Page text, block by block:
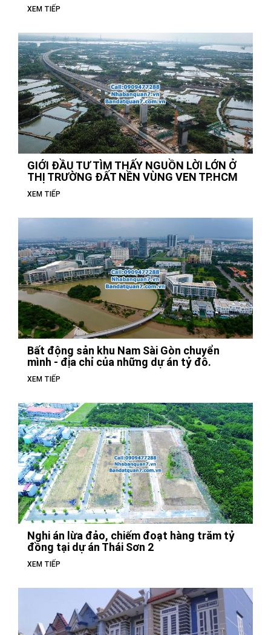
XEM TIẾP
GIỚI ĐẦU TƯ TÌM THẤY NGUỒN LỜI LỚN Ở
THỊ TRƯỜNG ĐẤT NỀN VÙNG VEN TP.HCM
XEM TIẾP
Bất động sản khu Nam Sài Gòn chuyển
mình - địa chỉ của những dự án tỷ đô.
XEM TIẾP
Nghi án lừa đảo, chiếm đoạt hàng trăm tỷ
đồng tại dự án Thái Sơn 2
XEM TIẾP